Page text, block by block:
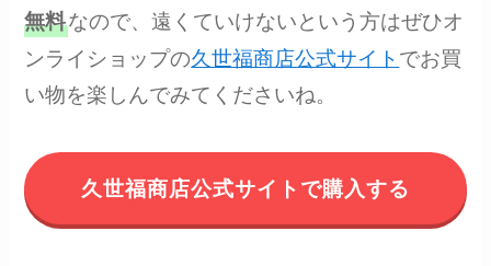
無料なので、遠くていけないという方はぜひオ
ンライショップの久世福商店公式サイトでお買
い物を楽しんでみてくださいね。
久世福商店公式サイトで購入する